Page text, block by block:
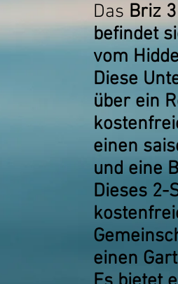
Das Briz
befindet
vom
Diese
über ein
einen
und eine
Dieses 2-
einen